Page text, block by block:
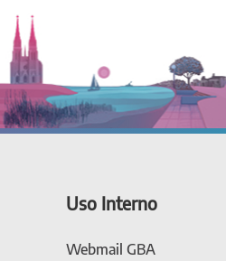
Uso Interno
Webmail GBA